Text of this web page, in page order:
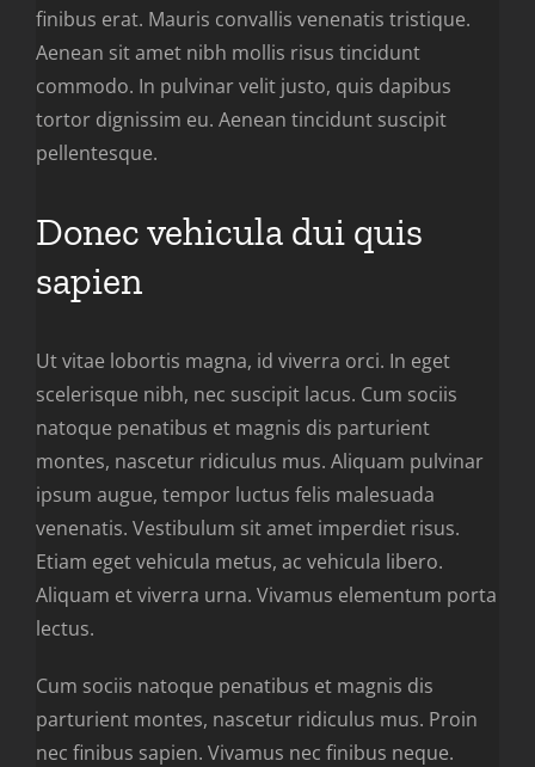
finibus erat. Mauris convallis venenatis tristique.
Aenean sit amet nibh mollis risus tincidunt
commodo. In pulvinar velit justo, quis dapibus
tortor dignissim eu. Aenean tincidunt suscipit
pellentesque.
Donec vehicula dui quis
sapien
Ut vitae lobortis magna, id viverra orci. In eget
scelerisque nibh, nec suscipit lacus. Cum sociis
natoque penatibus et magnis dis parturient
montes, nascetur ridiculus mus. Aliquam pulvinar
ipsum augue, tempor luctus felis malesuada
venenatis. Vestibulum sit amet imperdiet risus.
Etiam eget vehicula metus, ac vehicula libero.
Aliquam et viverra urna. Vivamus elementum porta
lectus.
Cum sociis natoque penatibus et magnis dis
parturient montes, nascetur ridiculus mus. Proin
nec finibus sapien. Vivamus nec finibus neque.